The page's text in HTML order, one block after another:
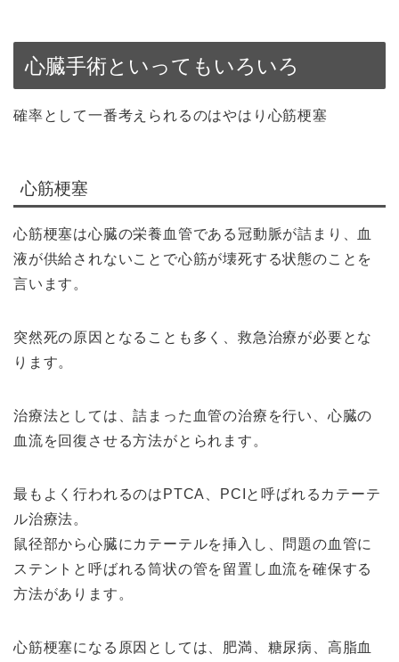
心臓手術といってもいろいろ
確率として一番考えられるのはやはり心筋梗塞
心筋梗塞
心筋梗塞は心臓の栄養血管である冠動脈が詰まり、血
液が供給されないことで心筋が壊死する状態のことを
言います。
突然死の原因となることも多く、救急治療が必要とな
ります。
治療法としては、詰まった血管の治療を行い、心臓の
血流を回復させる方法がとられます。
最もよく行われるのはPTCA、PCIと呼ばれるカテーテ
ル治療法。
鼠径部から心臓にカテーテルを挿入し、問題の血管に
ステントと呼ばれる筒状の管を留置し血流を確保する
方法があります。
心筋梗塞になる原因としては、肥満、糖尿病、高脂血